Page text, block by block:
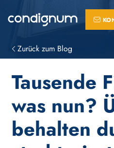
Zurück zum Blog
Tausende
was nun?
behalten
PLATTFORM
GRC managen
Attack Surface
Supply Chain